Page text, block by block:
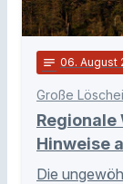
notes 06. August
Große
Regionale
Hinweise
Die